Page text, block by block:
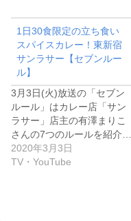
1日30食限定の立ち食い
スパイスカレー！東新宿
サンラサー【セブンルー
ル】
3月3日(火)放送の「セブン
ルール」はカレー店「サン
ラサー」店主の有澤まりこ
さんの7つのルールを紹介…
2020年3月3日
TV・YouTube